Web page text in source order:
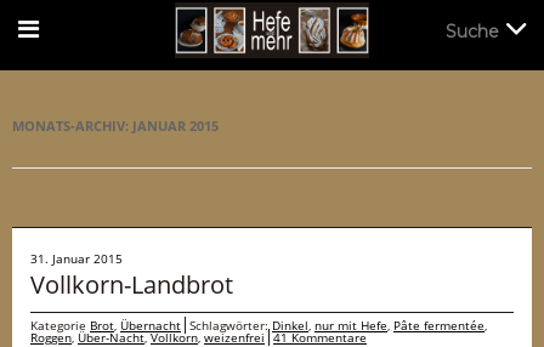
MONATS-ARCHIV: JANUAR 2015
31. Januar 2015
Vollkorn-Landbrot
Kategorie Brot, Übernacht Schlagwörter: Dinkel, nur mit Hefe, Pâte fermentée,
Roggen, Über-Nacht,Vollkorn, weizenfrei 41 Kommentare
Suche
Suche